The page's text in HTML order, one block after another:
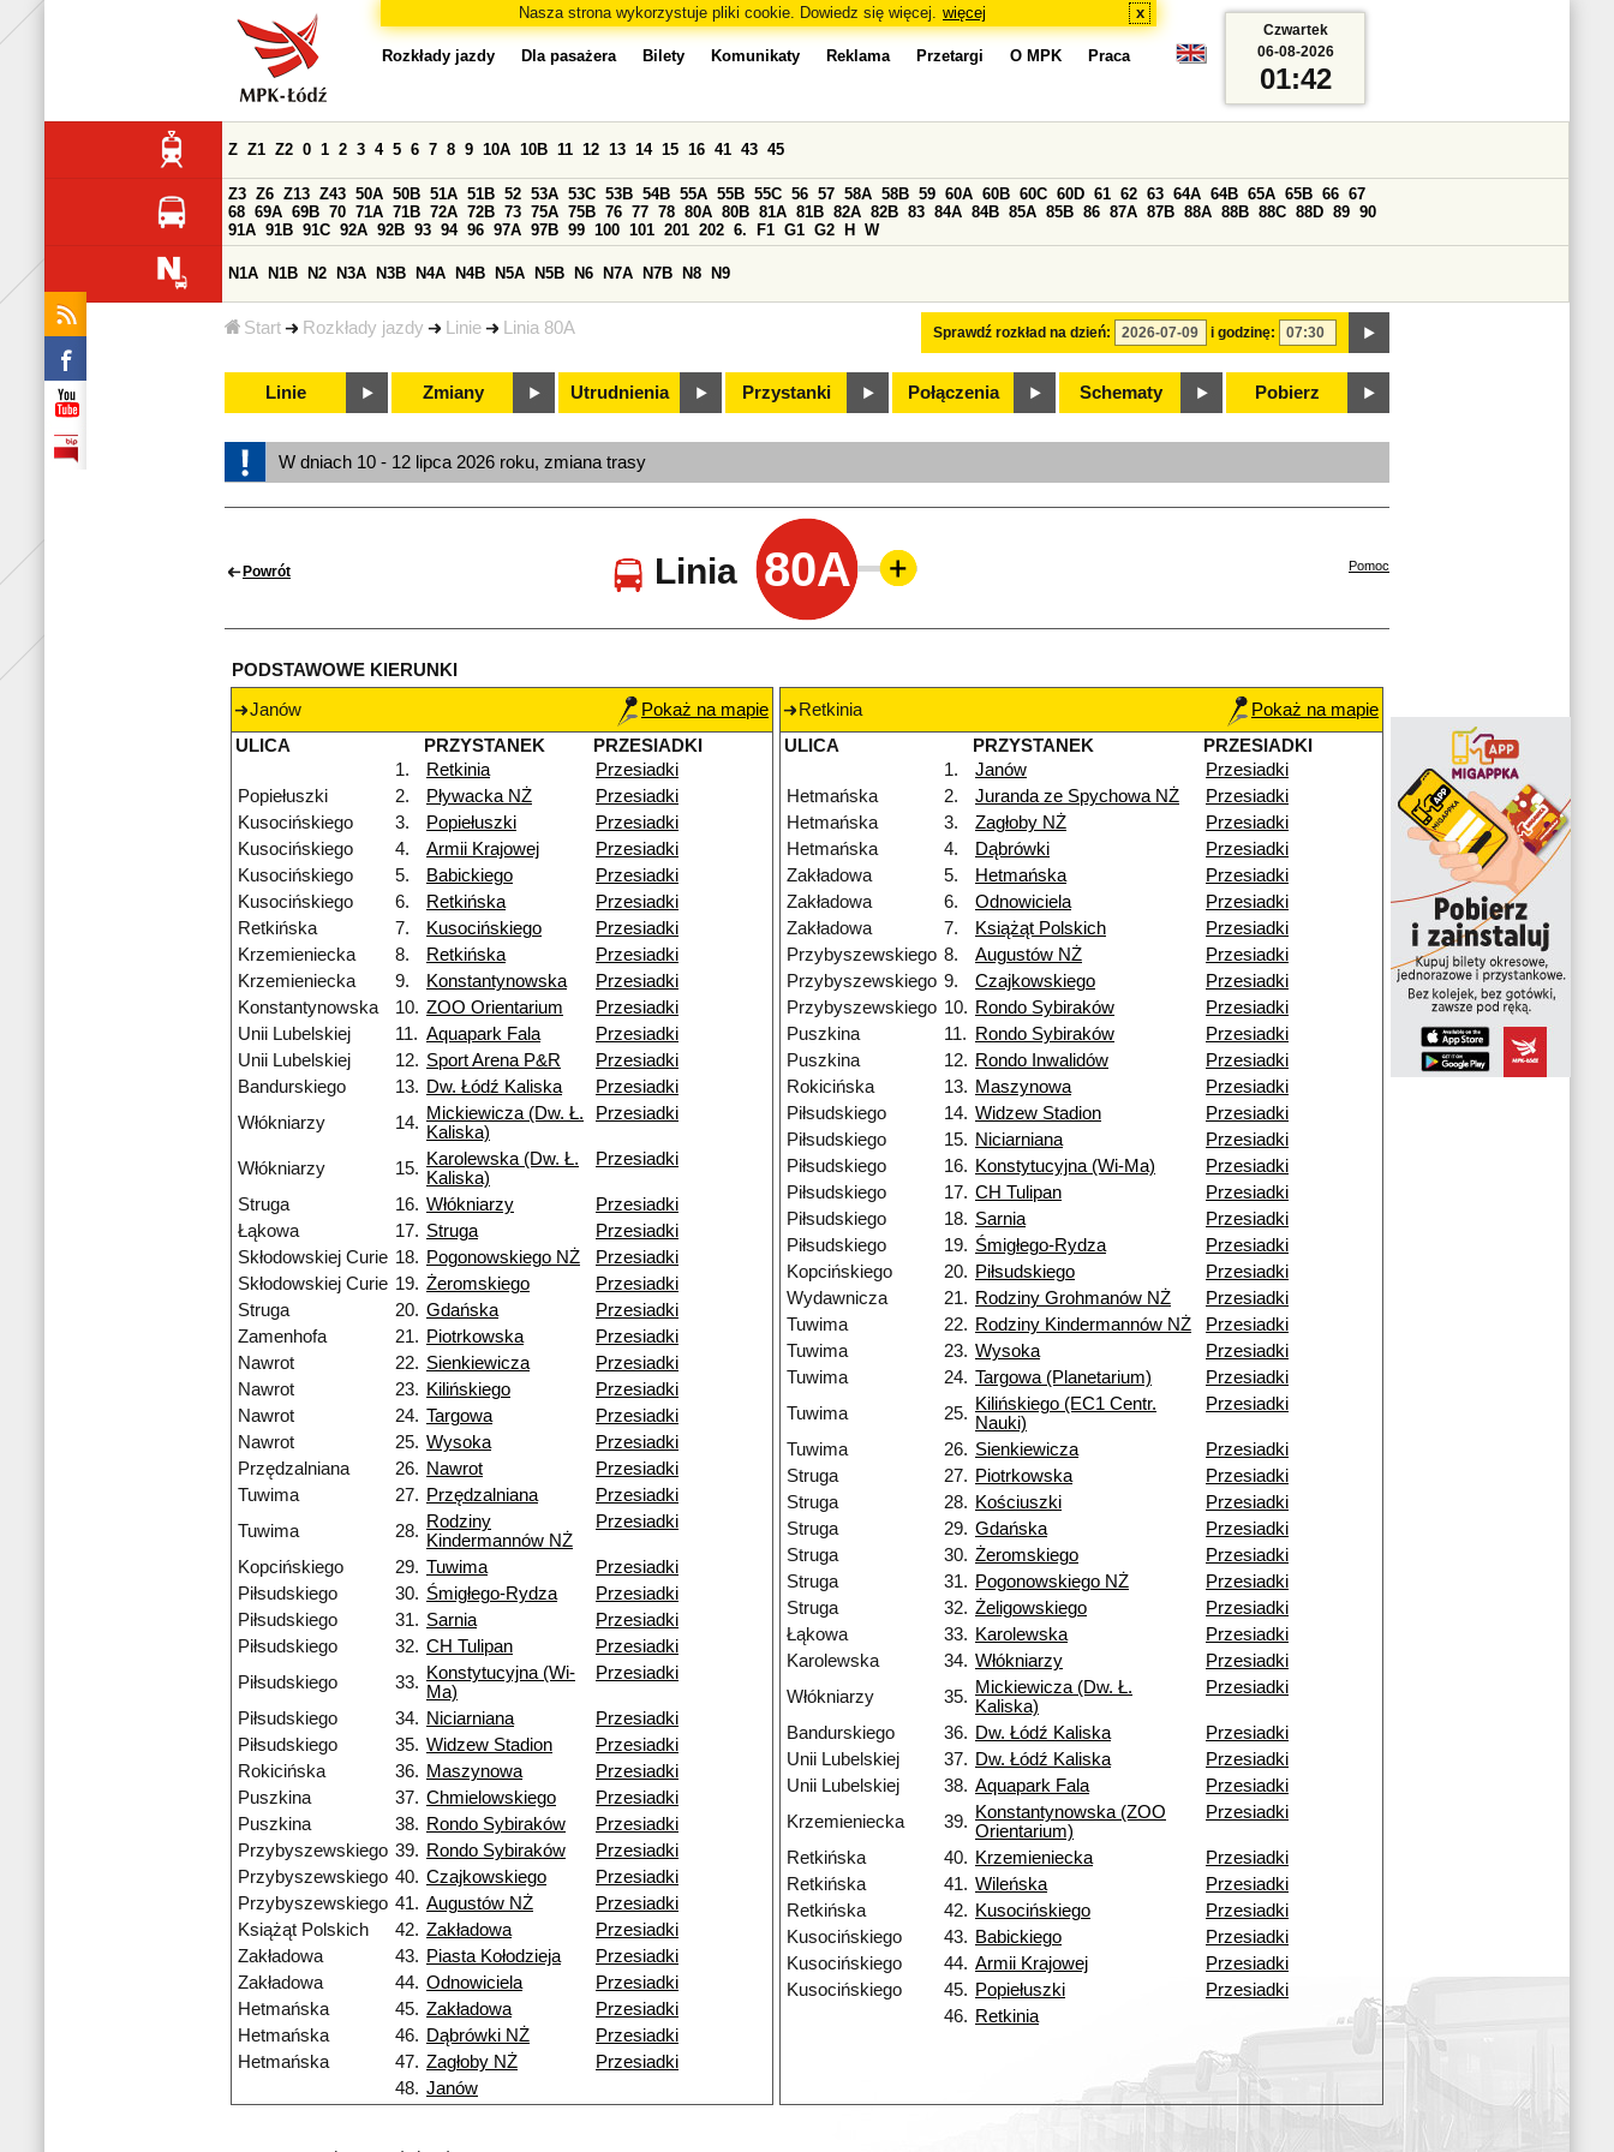
Nasza strona wykorzystuje pliki cookie. Dowiedz się więcej. więcej x
Start Rozkłady jazdy Linie Linia 80A
Rozkłady jazdy Dla pasażera Bilety Komunikaty Reklama Przetargi O MPK Praca
Sprawdź rozkład na dzień: i godzinę:
Z Z1 Z2 0 1 2 3 4 5 6 7 8 9 10A 10B 11 12 13 14 15 16 41 43 45
Z3 Z6 Z13 Z43 50A 50B 51A 51B 52 53A 53C 53B 54B 55A 55B 55C 56 57 58A 58B 59 60A 60B 60C 60D 61 62 63 64A 64B 65A 65B 66 67
68 69A 69B 70 71A 71B 72A 72B 73 75A 75B 76 77 78 80A 80B 81A 81B 82A 82B 83 84A 84B 85A 85B 86 87A 87B 88A 88B 88C 88D 89 90
91A 91B 91C 92A 92B 93 94 96 97A 97B 99 100 101 201 202 6. F1 G1 G2 H W
N1A N1B N2 N3A N3B N4A N4B N5A N5B N6 N7A N7B N8 N9
Linie Zmiany Utrudnienia Przystanki Połączenia Schematy Pobierz
Czwartek
06-08-2026
01:42
W dniach 10 - 12 lipca 2026 roku, zmiana trasy
Powrót Linia 80A Pomoc
PODSTAWOWE KIERUNKI
Janów
Pokaż na mapie
ULICA
PRZYSTANEK
PRZESIADKI
1.
Retkinia
Przesiadki
Popiełuszki
2. Pływacka NŻ
Przesiadki
Kusocińskiego
3. Popiełuszki
Przesiadki
Kusocińskiego
4. Armii Krajowej
Przesiadki
Kusocińskiego
5. Babickiego
Przesiadki
Kusocińskiego
6. Retkińska
Przesiadki
Retkińska
7. Kusocińskiego
Przesiadki
Krzemieniecka
8. Retkińska
Przesiadki
Krzemieniecka
9. Konstantynowska
Przesiadki
Konstantynowska
10. ZOO Orientarium
Przesiadki
Unii Lubelskiej
11. Aquapark Fala
Przesiadki
Unii Lubelskiej
12. Sport Arena P&R
Przesiadki
Bandurskiego
13. Dw. Łódź Kaliska
Przesiadki
Włókniarzy
14. Mickiewicza (Dw. Ł.
Kaliska)
Przesiadki
Włókniarzy 15. Karolewska (Dw. Ł.
Kaliska)
Przesiadki
Struga 16. Włókniarzy
Przesiadki
Łąkowa
17. Struga
Przesiadki
Skłodowskiej Curie 18. Pogonowskiego NŻ
Przesiadki
Skłodowskiej Curie 19. Żeromskiego
Przesiadki
Struga
20. Gdańska
Przesiadki
Zamenhofa
21. Piotrkowska
Przesiadki
Nawrot
22. Sienkiewicza
Przesiadki
Nawrot
23. Kilińskiego
Przesiadki
Nawrot
24. Targowa
Przesiadki
Nawrot
25. Wysoka
Przesiadki
Przędzalniana
26. Nawrot
Przesiadki
Tuwima
27. Przędzalniana
Przesiadki
Tuwima
28. Rodziny
Kindermannów NŻ
Przesiadki
Kopcińskiego 29. Tuwima
Przesiadki
Piłsudskiego
30. Śmigłego-Rydza
Przesiadki
Piłsudskiego
31. Sarnia
Przesiadki
Piłsudskiego
32. CH Tulipan
Przesiadki
Piłsudskiego
33. Konstytucyjna (Wi-
Ma)
Przesiadki
Piłsudskiego 34. Niciarniana
Przesiadki
Piłsudskiego
35. Widzew Stadion
Przesiadki
Rokicińska
36. Maszynowa
Przesiadki
Puszkina
37. Chmielowskiego
Przesiadki
Puszkina
38. Rondo Sybiraków
Przesiadki
Przybyszewskiego 39. Rondo Sybiraków
Przesiadki
Przybyszewskiego 40. Czajkowskiego
Przesiadki
Przybyszewskiego 41. Augustów NŻ
Przesiadki
Książąt Polskich
42. Zakładowa
Przesiadki
Zakładowa
43. Piasta Kołodzieja
Przesiadki
Zakładowa
44. Odnowiciela
Przesiadki
Hetmańska
45. Zakładowa
Przesiadki
Hetmańska
46. Dąbrówki NŻ
Przesiadki
Hetmańska
47. Zagłoby NŻ
Przesiadki
48. Janów
Retkinia
Pokaż na mapie
ULICA
PRZYSTANEK
PRZESIADKI
1.
Janów
Przesiadki
Hetmańska
2. Juranda ze Spychowa NŻ
Przesiadki
Hetmańska
3. Zagłoby NŻ
Przesiadki
Hetmańska
4. Dąbrówki
Przesiadki
Zakładowa
5. Hetmańska
Przesiadki
Zakładowa
6. Odnowiciela
Przesiadki
Zakładowa
7. Książąt Polskich
Przesiadki
Przybyszewskiego 8. Augustów NŻ
Przesiadki
Przybyszewskiego 9. Czajkowskiego
Przesiadki
Przybyszewskiego 10. Rondo Sybiraków
Przesiadki
Puszkina
11. Rondo Sybiraków
Przesiadki
Puszkina
12. Rondo Inwalidów
Przesiadki
Rokicińska
13. Maszynowa
Przesiadki
Piłsudskiego
14. Widzew Stadion
Przesiadki
Piłsudskiego
15. Niciarniana
Przesiadki
Piłsudskiego
16. Konstytucyjna (Wi-Ma)
Przesiadki
Piłsudskiego
17. CH Tulipan
Przesiadki
Piłsudskiego
18. Sarnia
Przesiadki
Piłsudskiego
19. Śmigłego-Rydza
Przesiadki
Kopcińskiego
20. Piłsudskiego
Przesiadki
Wydawnicza
21. Rodziny Grohmanów NŻ
Przesiadki
Tuwima
22. Rodziny Kindermannów NŻ
Przesiadki
Tuwima
23. Wysoka
Przesiadki
Tuwima
24. Targowa (Planetarium)
Przesiadki
Tuwima
25. Kilińskiego (EC1 Centr.
Nauki)
Przesiadki
Tuwima 26. Sienkiewicza
Przesiadki
Struga
27. Piotrkowska
Przesiadki
Struga
28. Kościuszki
Przesiadki
Struga
29. Gdańska
Przesiadki
Struga
30. Żeromskiego
Przesiadki
Struga
31. Pogonowskiego NŻ
Przesiadki
Struga
32. Żeligowskiego
Przesiadki
Łąkowa
33. Karolewska
Przesiadki
Karolewska
34. Włókniarzy
Przesiadki
Włókniarzy
35. Mickiewicza (Dw. Ł.
Kaliska)
Przesiadki
Bandurskiego 36. Dw. Łódź Kaliska
Przesiadki
Unii Lubelskiej
37. Dw. Łódź Kaliska
Przesiadki
Unii Lubelskiej
38. Aquapark Fala
Przesiadki
Krzemieniecka
39. Konstantynowska (ZOO
Orientarium)
Przesiadki
Retkińska 40. Krzemieniecka
Przesiadki
Retkińska
41. Wileńska
Przesiadki
Retkińska
42. Kusocińskiego
Przesiadki
Kusocińskiego
43. Babickiego
Przesiadki
Kusocińskiego
44. Armii Krajowej
Przesiadki
Kusocińskiego
45. Popiełuszki
Przesiadki
46. Retkinia